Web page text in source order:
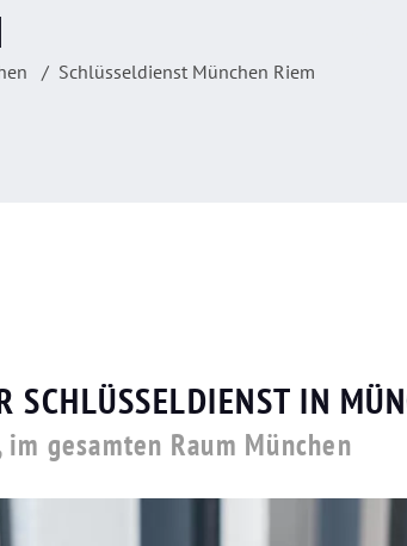
Schlüsseldienst München Riem
SCHLÜSSELDIENST IN
gesamten Raum München